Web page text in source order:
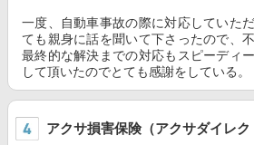
一度、自動車事故の際に対応していた
ても親身に話を聞いて下さったので、
最終的な解決までの対応もスピーディ
して頂いたのでとても感謝をしている。
アクサ損害保険（アクサダイレク